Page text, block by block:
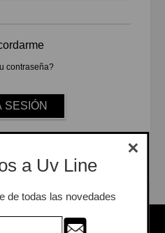
contraseña?
en las redes
a Uv Line
de todas las novedades